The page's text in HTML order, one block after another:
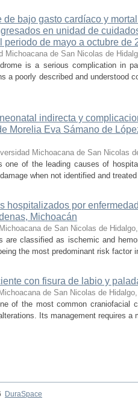
de bajo gasto cardíaco y
en unidad de
de mayo a octubre de
Michoacana de San Nicolas de
is a serious complication in
a poorly described and understood
indirecta y
Morelia Eva Sámano de
Michoacana de San Nicolas
one of the leading causes of
when not identified and
hospitalizados por
Michoacán
de San Nicolas de Hidalgo
are classified as ischemic and
the most predominant risk factor
con fisura de labio y
de San Nicolas de Hidalgo
of the most common craniofacial
Its management requires a
DuraSpace